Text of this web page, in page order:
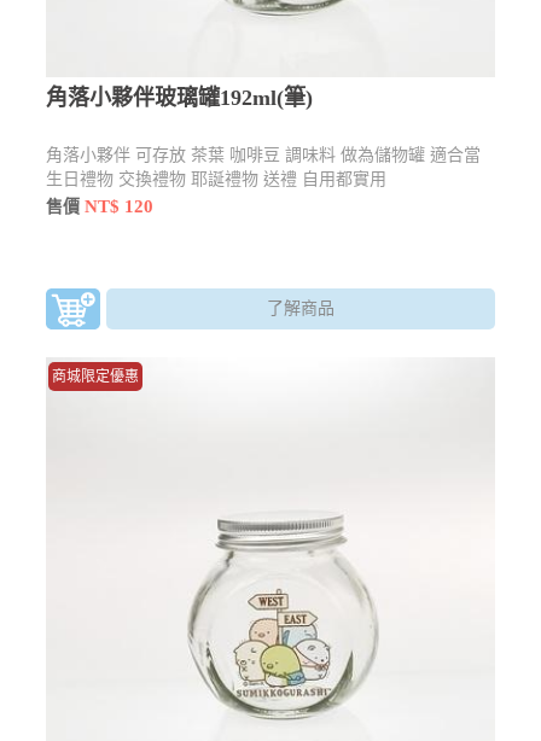
角落小夥伴玻璃罐192ml(筆)
角落小夥伴 可存放 茶葉 咖啡豆 調味料 做為儲物罐 適合當
生日禮物 交換禮物 耶誕禮物 送禮 自用都實用
售價NT$ 120
了解商品
商城限定優惠